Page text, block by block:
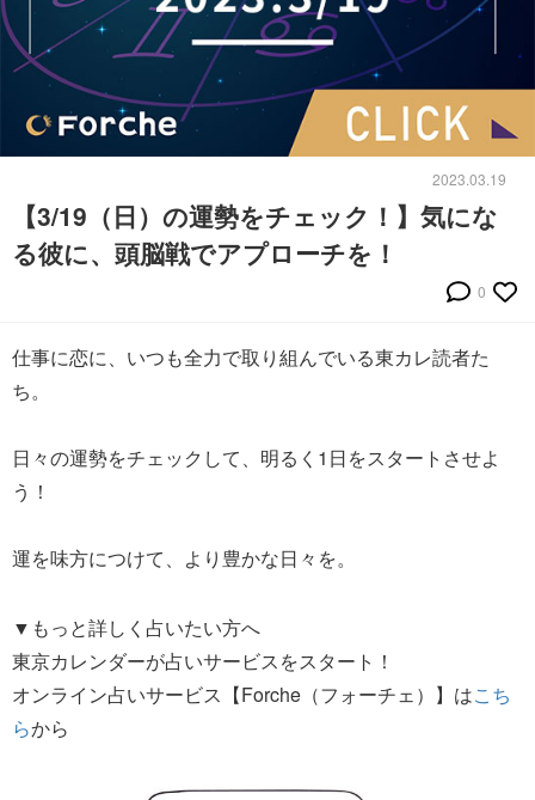
2023.03.19
【3/19（日）の運勢をチェック！】気にな
る彼に、頭脳戦でアプローチを！
0
仕事に恋に、いつも全力で取り組んでいる東カレ読者た
ち。
日々の運勢をチェックして、明るく1日をスタートさせよ
う！
運を味方につけて、より豊かな日々を。
▼もっと詳しく占いたい方へ
東京カレンダーが占いサービスをスタート！
オンライン占いサービス【Forche（フォーチェ）】はこち
らから